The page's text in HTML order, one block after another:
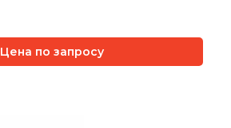
Цена по запросу